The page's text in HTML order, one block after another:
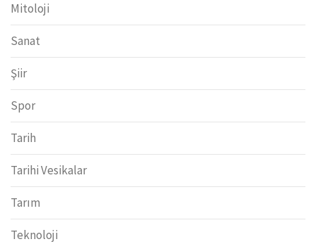
Mitoloji
Sanat
Şiir
Spor
Tarih
Tarihi Vesikalar
Tarım
Teknoloji